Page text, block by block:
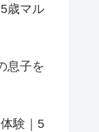
歳マル
息子を
験｜5